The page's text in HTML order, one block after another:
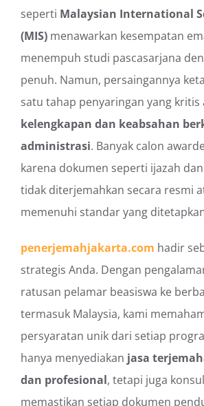
seperti Malaysian International
(MIS) menawarkan kesempatan
menempuh studi pascasarjana
penuh. Namun, persaingannya
satu tahap penyaringan yang kritis
kelengkapan dan keabsahan
administrasi. Banyak calon
karena dokumen seperti ijazah
tidak diterjemahkan secara resmi
memenuhi standar yang
penerjemahjakarta.com hadir
strategis Anda. Dengan
ratusan pelamar beasiswa ke
termasuk Malaysia, kami
persyaratan unik dari setiap
hanya menyediakan jasa
dan profesional, tetapi juga
memastikan setiap dokumen